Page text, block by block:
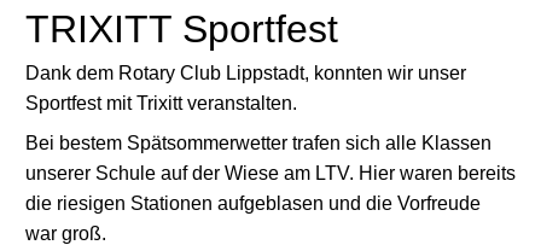
TRIXITT Sportfest
Dank dem Rotary Club Lippstadt, konnten wir unser
Sportfest mit Trixitt veranstalten.
Bei bestem Spätsommerwetter trafen sich alle Klassen
unserer Schule auf der Wiese am LTV. Hier waren bereits
die riesigen Stationen aufgeblasen und die Vorfreude
war groß.